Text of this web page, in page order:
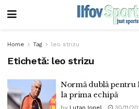
Home Tag leo strizu
Etichetă: leo strizu
Normă dublă pentru
la prima echipă
by Lutan Ionel 30/11/